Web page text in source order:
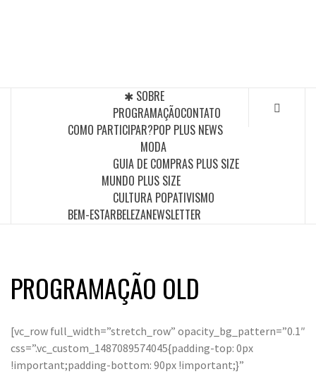
✱ SOBRE
PROGRAMAÇÃOCONTATO
COMO PARTICIPAR?POP PLUS NEWS
MODA
GUIA DE COMPRAS PLUS SIZE
MUNDO PLUS SIZE
CULTURA POPATIVISMO
BEM-ESTARBELEZANEWSLETTER
PROGRAMAÇÃO OLD
[vc_row full_width=”stretch_row” opacity_bg_pattern=”0.1″
css=”.vc_custom_1487089574045{padding-top: 0px
!important;padding-bottom: 90px !important;}”